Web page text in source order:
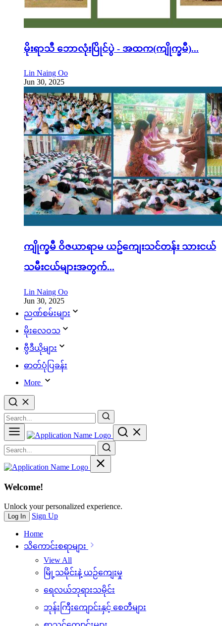
မိုးရာသီ ဘောလုံးပြိုင်ပွဲ - အထက(ကျိုက္ခမီ)...
Lin Naing Oo
Jun 30, 2025
ကျိုက္ခမီ ဝိဇယာရာမ ယဥ်ကျေးသင်တန်း သားငယ်
သမီးငယ်များအတွက်...
Lin Naing Oo
Jun 30, 2025
ညဏ်စမ်းများ
မိုးလေဝသ
ဗွီဒီယိုများ
ဓာတ်ပုံပြခန်း
More
Welcome!
Unlock your personalized experience.
Log In Sign Up
Home
သိ‌ကောင်းစရာများ
View All
မြို့သမိုင်းနဲ့ ယဉ်ကျေးမှု
ရေလယ်ဘုရားသမိုင်း
ဘုန်းကြီးကျောင်းနှင့် စေတီများ